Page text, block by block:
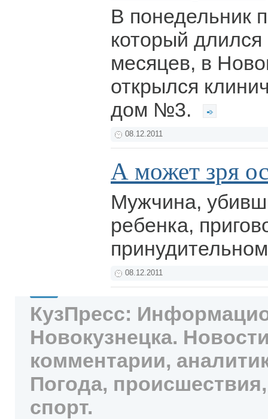
В понедельник
который длился
месяцев, в
открылся
дом №3.
08.12.2011
А может зря
Мужчина,
ребенка,
08.12.2011
КузПресс:
Новокузнецка.
комментарии,
Погода,
спорт.